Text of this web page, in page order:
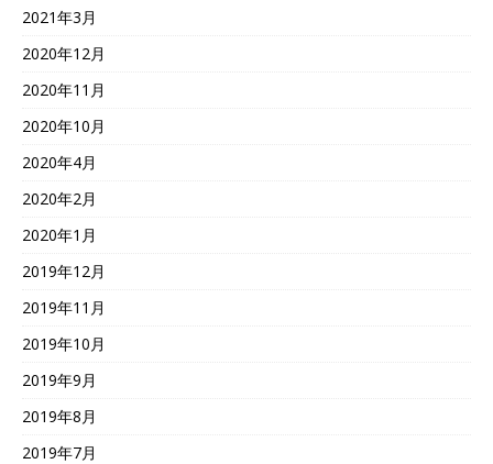
2021年3月
2020年12月
2020年11月
2020年10月
2020年4月
2020年2月
2020年1月
2019年12月
2019年11月
2019年10月
2019年9月
2019年8月
2019年7月